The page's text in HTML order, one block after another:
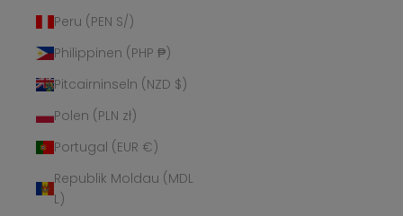
Peru (PEN S/)
Philippinen (PHP ₱)
Pitcairninseln (NZD $)
Polen (PLN zł)
Portugal (EUR €)
Republik Moldau (MDL
L)